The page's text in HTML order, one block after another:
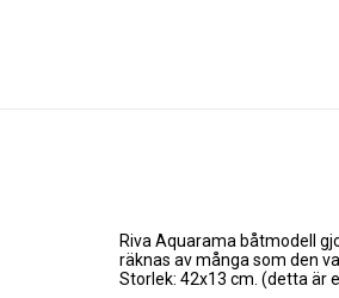
Riva Aquarama båtmodell
räknas av många som den
Storlek: 42x13 cm. (detta är